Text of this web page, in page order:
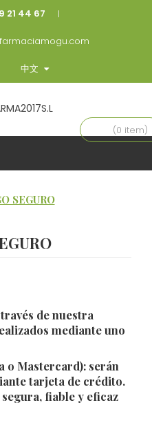
21 44 67
中文
(0 item)
SEGURO
de nuestra
mediante uno
o Mastercard): serán
tarjeta de crédito.
fiable y eficaz